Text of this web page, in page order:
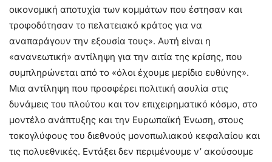
οικονομική αποτυχία των κομμάτων που έστησαν και
τροφοδότησαν το πελατειακό κράτος για να
αναπαράγουν την εξουσία τους». Αυτή είναι η
«ανανεωτική» αντίληψη για την αιτία της κρίσης, που
συμπληρώνεται από το «όλοι έχουμε μερίδιο ευθύνης».
Μια αντίληψη που προσφέρει πολιτική ασυλία στις
δυνάμεις του πλούτου και τον επιχειρηματικό κόσμο, στο
μοντέλο ανάπτυξης και την Ευρωπαϊκή Ένωση, στους
τοκογλύφους του διεθνούς μονοπωλιακού κεφαλαίου και
τις πολυεθνικές. Εντάξει δεν περιμένουμε ν’ ακούσουμε